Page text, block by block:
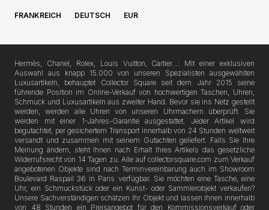
FRANKREICH DEUTSCH EUR
Hermès, Chanel, Rolex, Louis Vuitton, Cartier…: Mit einer exklusiven
Auswahl aus knapp 15.000 von unseren Spezialisten ausgewählten
Luxusartikeln, behauptet Collector Square seit dem Jahr 2015 seine
führende Position im Online-Verkauf von hochwertigen Taschen, Uhren,
Schmuck und Luxusartikeln aus zweiter Hand. Bevor sie ins Netz gestellt
werden, werden alle Uhren von unseren Uhrmachern überprüft. Sie
werden mit einer 1-Jahres-Garantie ausgestattet. Jeder Artikel wird
begutachtet, per gesichertem Transport innerhalb von 24 Stunden weltweit
versandt und zusammen mit seinem Gutachten geliefert. Falls Sie Ihre
Meinung ändern, steht Ihnen nach Erhalt Ihres Artikels das gesetzliche
Widerrufsrecht von 14 Tagen zu. Alle auf collectorsquare.com zum Verkauf
angebotenen Objekte sind nach Terminvereinbarung auch im Showroom
Boulevard Raspail 36 in Paris verfügbar. Sie möchten eine Tasche, eine
Uhr, ein Schmuckstück oder ein Kunst- oder Sammlerobjekt verkaufen?
Unsere Sachverständigen schätzen Ihr Objekt und lassen Ihnen innerhalb
von 48 Stunden ein Preisangebot für den Kommissionsverkauf oder